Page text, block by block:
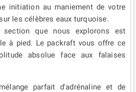
initiation au maniement de votre
les célèbres eaux turquoise.
section que nous explorons est
à pied. Le packraft vous offre ce
absolue face aux falaises
parfait d'adrénaline et de